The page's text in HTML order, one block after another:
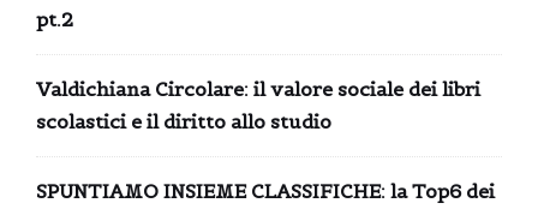
pt.2
Valdichiana Circolare: il valore sociale dei libri
scolastici e il diritto allo studio
SPUNTIAMO INSIEME CLASSIFICHE: la Top6 dei